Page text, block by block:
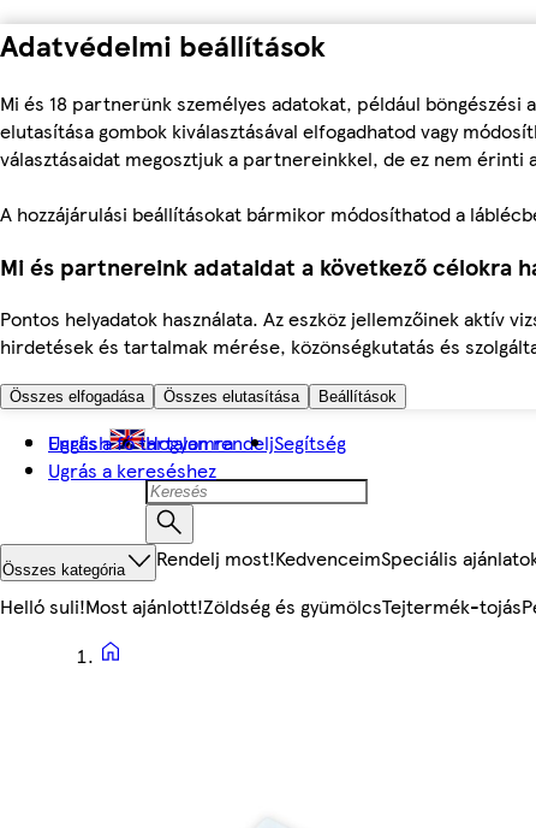
Adatvédelmi beállítások
Mi és 18 partnerünk személyes adatokat, például böngészési
elutasítása gombok kiválasztásával elfogadhatod vagy
választásaidat megosztjuk a partnereinkkel, de ez nem érinti
A hozzájárulási beállításokat bármikor módosíthatod a
Mi és partnereink adataidat a következő célokra
Pontos helyadatok használata. Az eszköz jellemzőinek aktív
hirdetések és tartalmak mérése, közönségkutatás és
Összes elfogadása Összes elutasítása Beállítások
Ugrás a fő tartalomra
Ugrás a kereséshez
English Hogyan rendeljSegítség
Összes kategória Rendelj most!KedvenceimSpeciális
Helló suli!Most ajánlott!Zöldség és gyümölcsTejtermék-tojás